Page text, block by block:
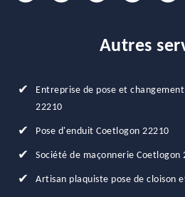
Autres
Entreprise de pose et
22210
Pose d'enduit Coetlogon 22210
Société de maçonnerie Coetlogon
Artisan plaquiste pose de cloison